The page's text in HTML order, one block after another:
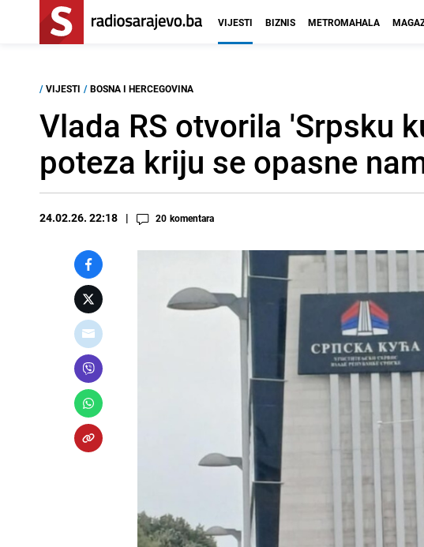
VIJESTI BIZNIS METROMAHALA
/ VIJESTI / BOSNA I HERCEGOVINA
Vlada RS otvorila 'Srpsku
poteza kriju se opasne
24.02.26. 22:18 20 komentara